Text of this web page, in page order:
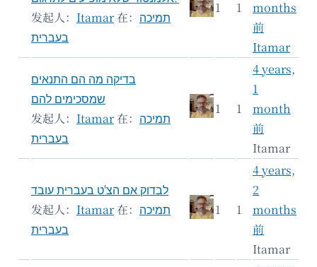
发起人： Itamar 在： תמיכה
בעברית
1 1
months
前
Itamar
בדיקה מה הם התנאים
שמסכימים להם
发起人： Itamar 在： תמיכה
בעברית
1 1
4 years,
1
month
前
Itamar
לבדוק אם הצ'ט בעברית עובד
发起人： Itamar 在： תמיכה
בעברית
1 1
4 years,
2
months
前
Itamar